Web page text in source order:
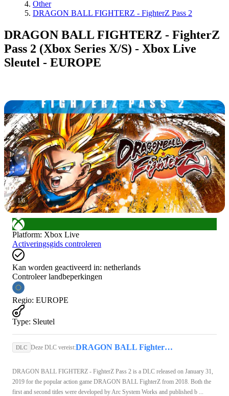
Other
DRAGON BALL FIGHTERZ - FighterZ Pass 2
DRAGON BALL FIGHTERZ - FighterZ
Pass 2 (Xbox Series X/S) - Xbox Live
Sleutel - EUROPE
1/6
Platform: Xbox Live
Activeringsgids controleren
Kan worden geactiveerd in: netherlands
Controleer landbeperkingen
Regio: EUROPE
Type: Sleutel
DLC Deze DLC vereist: DRAGON BALL FighterZ (Xbox One) - Xbox Live Key - EUROPE
DRAGON BALL FIGHTERZ - FighterZ Pass 2 is a DLC released on January 31,
2019 for the popular action game DRAGON BALL FighterZ from 2018. Both the
first and second titles were developed by Arc System Works and published b ...